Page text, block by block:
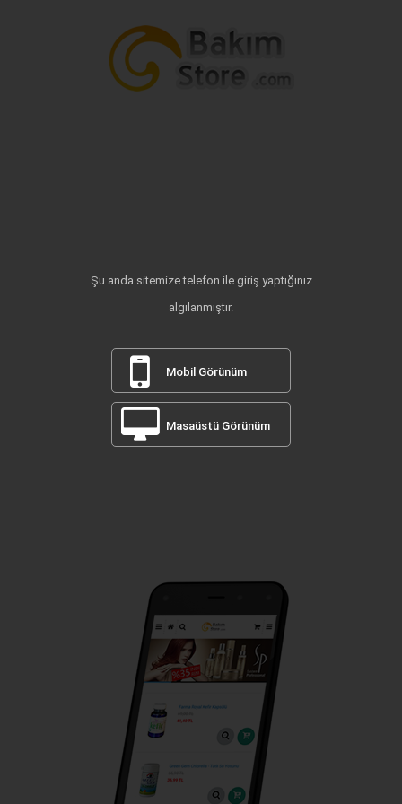
Şu anda sitemize telefon ile giriş yaptığınız
algılanmıştır.
Mobil Görünüm
Masaüstü Görünüm